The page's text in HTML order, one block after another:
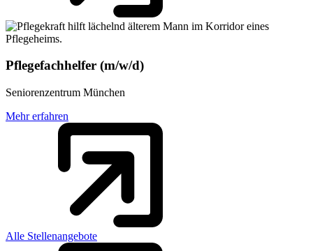
Pflegefachhelfer (m/w/d)
Seniorenzentrum München
Mehr erfahren
Alle Stellenangebote